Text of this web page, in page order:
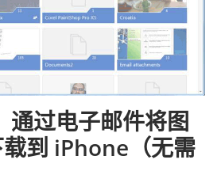
通过电子邮件将图
载到 iPhone（无需